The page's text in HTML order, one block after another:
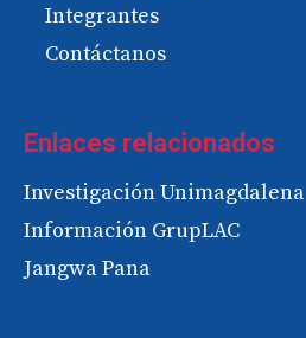
Integrantes
Contáctanos
Enlaces relacionados
Investigación Unimagdalena
Información GrupLAC
Jangwa Pana